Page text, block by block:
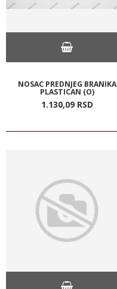
NOSAC PREDNJEG BRANIKA
PLASTICAN (O)
1.130,09 RSD